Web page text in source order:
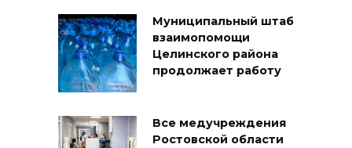
Муниципальный штаб
взаимопомощи
Целинского района
продолжает работу
Все медучреждения
Ростовской области